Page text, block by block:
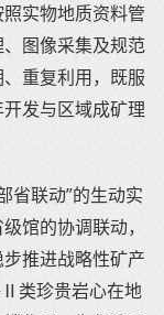
实物地质资料管
图像采集及规范
重复利用，既服
发与区域成矿理
省联动”的生动实
馆的协调联动，
推进战略性矿产
类珍贵岩心在地